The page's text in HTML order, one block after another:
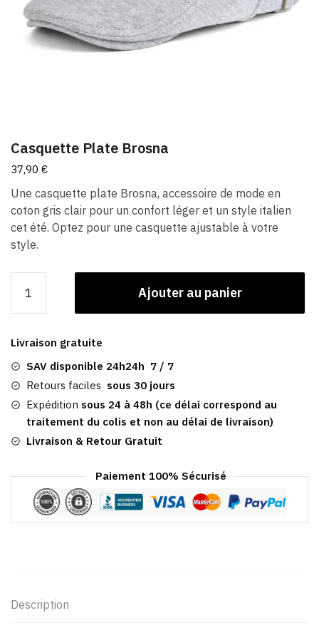
Casquette Plate Brosna
37,90 €
Une casquette plate Brosna, accessoire de mode en
coton gris clair pour un confort léger et un style italien
cet été. Optez pour une casquette ajustable à votre
style.
Casquette
Brosna
Ajouter au panier
Livraison gratuite
SAV disponible 24h24h 7 / 7
Retours faciles sous 30 jours
Expédition sous 24 à 48h (ce délai correspond au
traitement du colis et non au délai de livraison)
Livraison & Retour Gratuit
Paiement 100% Sécurisé
Description